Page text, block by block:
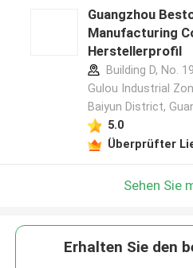
Guangzhou
Manufacturing
Herstellerprofil
Building D, No.
Gulou Industrial
Baiyun District,
5.0
Überprüfter
Sehen Sie
Erhalten Sie den